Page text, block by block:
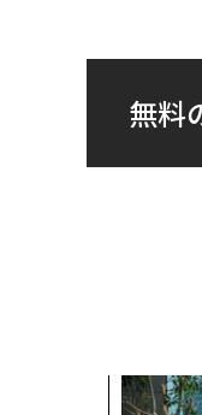
無料